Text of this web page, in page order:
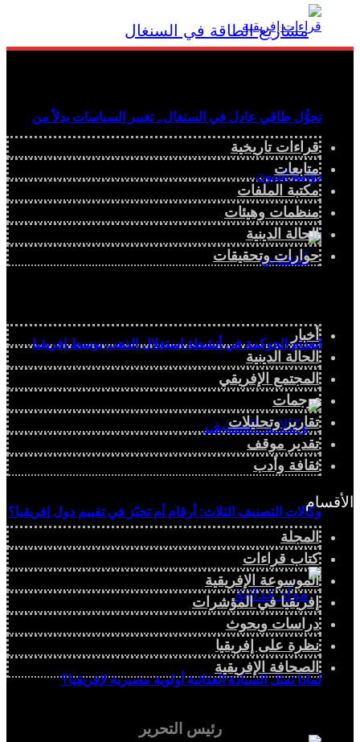
تحوُّل طاقي عادل في السنغال.. تغيير السياسات بدلاً من
دوّامة الديون
انعدام الحوكمة في أنشطة استغلال الذهب بوسط إفريقيا
وكالات التصنيف الثلاث: أرقام أم تحيّز في تقييم دول إفريقيا؟
لماذا تمثل السيادة الغذائية أولوية مصيرية لإفريقيا؟
قراءات تاريخية
متابعات
مكتبة الملفات
منظمات وهيئات
الحالة الدينية
حوارات وتحقيقات
أخبار
الحالة الدينية
المجتمع الإفريقي
ترجمات
تقارير وتحليلات
تقدير موقف
ثقافة وأدب
الأقسام
المجلة
كتاب قراءات
الموسوعة الإفريقية
إفريقيا في المؤشرات
دراسات وبحوث
نظرة على إفريقيا
الصحافة الإفريقية
رئيس التحرير